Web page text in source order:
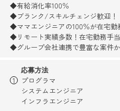
◆有給消化率100％
◆ブランク/スキルチェンジ歓迎！
◆ママエンジニアの100％が在宅勤
◆リモート実績多数！在宅勤務手
◆グループ会社連携で豊富な案件
応募方法
プログラマ
システムエンジニア
インフラエンジニア